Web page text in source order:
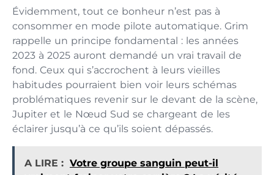
Évidemment, tout ce bonheur n’est pas à
consommer en mode pilote automatique. Grim
rappelle un principe fondamental : les années
2023 à 2025 auront demandé un vrai travail de
fond. Ceux qui s’accrochent à leurs vieilles
habitudes pourraient bien voir leurs schémas
problématiques revenir sur le devant de la scène,
Jupiter et le Nœud Sud se chargeant de les
éclairer jusqu’à ce qu’ils soient dépassés.
A LIRE : Votre groupe sanguin peut-il